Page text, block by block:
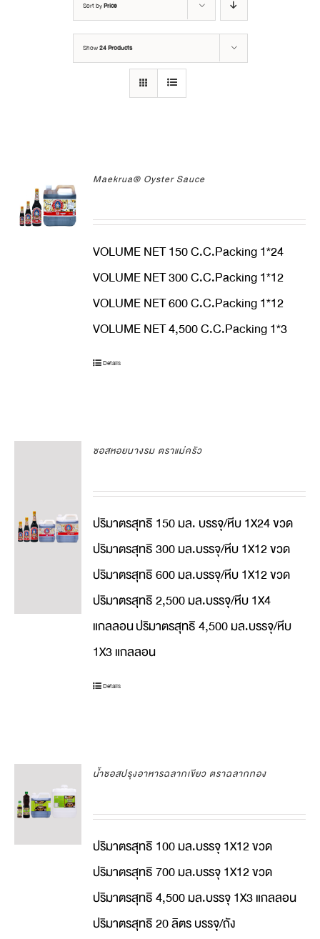
Sort byPrice
Show24 Products
Maekrua® Oyster Sauce
VOLUME NET 150 C.C.Packing 1*24
VOLUME NET 300 C.C.Packing 1*12
VOLUME NET 600 C.C.Packing 1*12
VOLUME NET 4,500 C.C.Packing 1*3
Details
ซอสหอยนางรม ตราแม่ครัว
ปริมาตรสุทธิ 150 มล. บรรจุ/หีบ 1X24 ขวด
ปริมาตรสุทธิ 300 มล.บรรจุ/หีบ 1X12 ขวด
ปริมาตรสุทธิ 600 มล.บรรจุ/หีบ 1X12 ขวด
ปริมาตรสุทธิ 2,500 มล.บรรจุ/หีบ 1X4
แกลลอนปริมาตรสุทธิ 4,500 มล.บรรจุ/หีบ
1X3 แกลลอน
Details
น้ำซอสปรุงอาหารฉลากเขียว ตราฉลากทอง
ปริมาตรสุทธิ 100 มล.บรรจุ 1X12 ขวด
ปริมาตรสุทธิ 700 มล.บรรจุ 1X12 ขวด
ปริมาตรสุทธิ 4,500 มล.บรรจุ 1X3 แกลลอน
ปริมาตรสุทธิ 20 ลิตร บรรจุ/ถัง